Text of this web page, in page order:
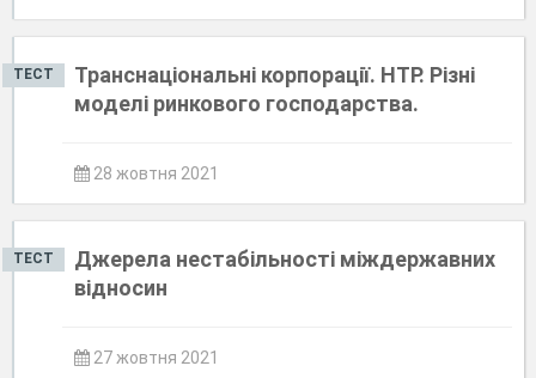
ТЕСТ
Транснаціональні корпорації. НТР. Різні
моделі ринкового господарства.
28 жовтня 2021
ТЕСТ
Джерела нестабільності міждержавних
відносин
27 жовтня 2021